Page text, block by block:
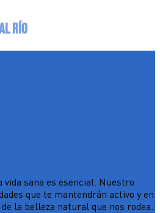
RÍO
vida sana es esencial. Nuestro
que te mantendrán activo y en
la belleza natural que nos rodea.